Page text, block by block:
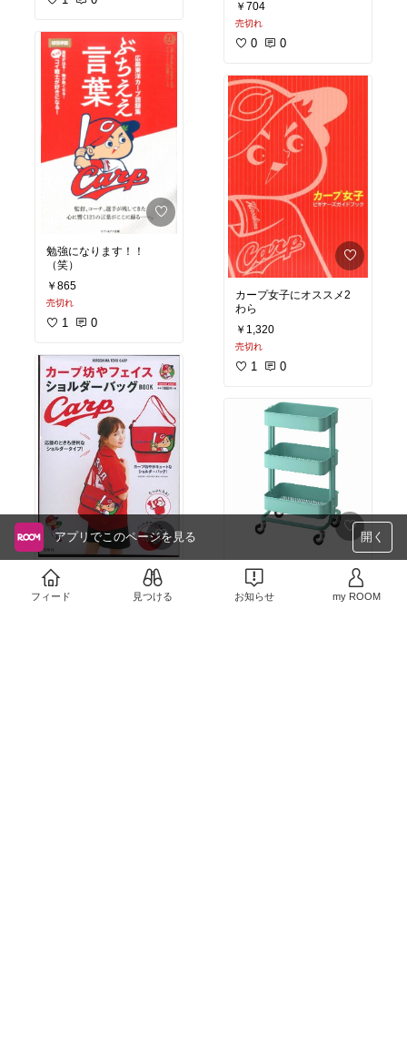
勉強になります！！
（笑）
￥865
売切れ
1 0
カープ女子にオススメ！
￥2,178
￥704
売切れ
0 0
カープ女子にオススメ2
わら
￥1,320
売切れ
1 0
￥7,632
売切れ
アプリでこのページを見る 開く
フィード 見つける お知らせ my ROOM